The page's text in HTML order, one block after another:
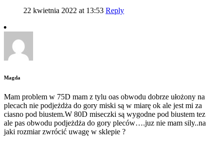
22 kwietnia 2022 at 13:53 Reply
Magda
Mam problem w 75D mam z tylu oas obwodu dobrze ułożony na
plecach nie podjeżdża do gory miski są w miarę ok ale jest mi za
ciasno pod biustem.W 80D miseczki są wygodne pod biustem tez
ale pas obwodu podjeżdża do gory pleców….juz nie mam sily..na
jaki rozmiar zwrócić uwagę w sklepie ?